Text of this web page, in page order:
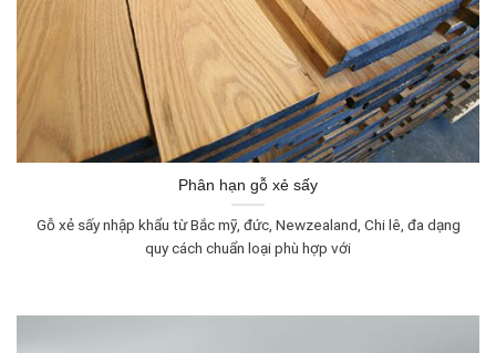
Phân hạn gỗ xẻ sấy
Gỗ xẻ sấy nhập khẩu từ Bắc mỹ, đức, Newzealand, Chi lê, đa dạng
quy cách chuẩn loại phù hợp với